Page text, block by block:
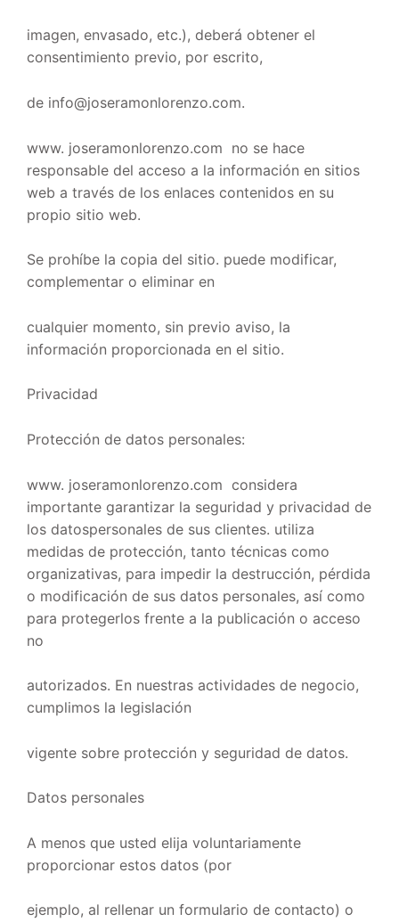
imagen, envasado, etc.), deberá obtener el
consentimiento previo, por escrito,
de info@joseramonlorenzo.com.
www. joseramonlorenzo.com no se hace
responsable del acceso a la información en sitios
web a través de los enlaces contenidos en su
propio sitio web.
Se prohíbe la copia del sitio. puede modificar,
complementar o eliminar en
cualquier momento, sin previo aviso, la
información proporcionada en el sitio.
Privacidad
Protección de datos personales:
www. joseramonlorenzo.com considera
importante garantizar la seguridad y privacidad de
los datospersonales de sus clientes. utiliza
medidas de protección, tanto técnicas como
organizativas, para impedir la destrucción, pérdida
o modificación de sus datos personales, así como
para protegerlos frente a la publicación o acceso
no
autorizados. En nuestras actividades de negocio,
cumplimos la legislación
vigente sobre protección y seguridad de datos.
Datos personales
A menos que usted elija voluntariamente
proporcionar estos datos (por
ejemplo, al rellenar un formulario de contacto) o